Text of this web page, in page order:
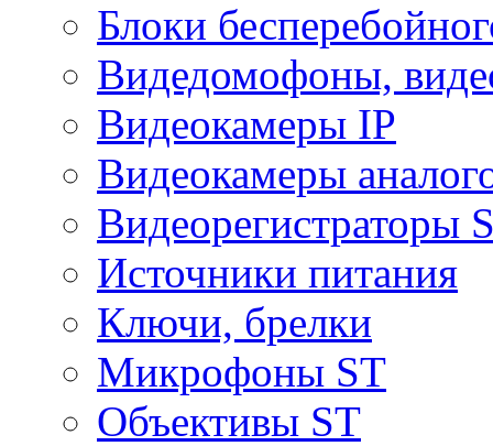
Блоки
Видедомофоны,
Видеокамеры IP
Видеокамеры
Видеорегистраторы
Источники питания
Ключи, брелки
Микрофоны ST
Объективы ST